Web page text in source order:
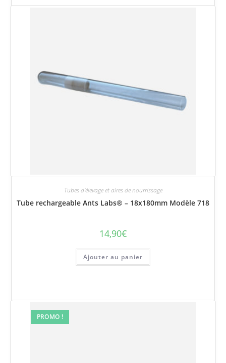
Tubes d'élevage et aires de nourrissage
Tube rechargeable Ants Labs® – 18x180mm Modèle 718
14,90€
Ajouter au panier
PROMO !